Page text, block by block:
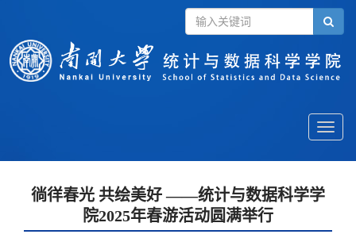
Toggle
徜徉春光 共绘美好 ——统计与数据科学学
院2025年春游活动圆满举行